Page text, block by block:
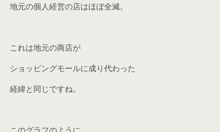
地元の個人経営の店はほぼ全滅。
これは地元の商店が
ショッピングモールに成り代わった
経緯と同じですね。